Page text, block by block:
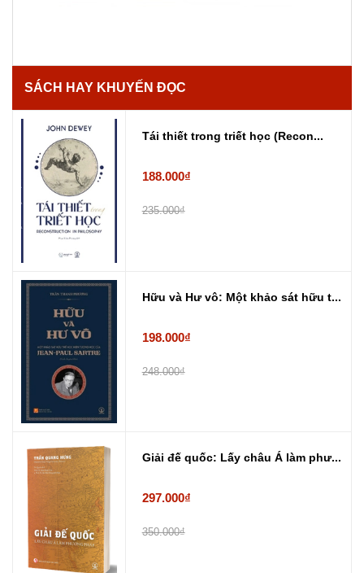
SÁCH HAY KHUYẾN ĐỌC
Tái thiết trong triết học (Recon...
188.000₫
235.000₫
Hữu và Hư vô: Một khảo sát hữu t...
198.000₫
248.000₫
Giải đế quốc: Lấy châu Á làm phư...
297.000₫
350.000₫